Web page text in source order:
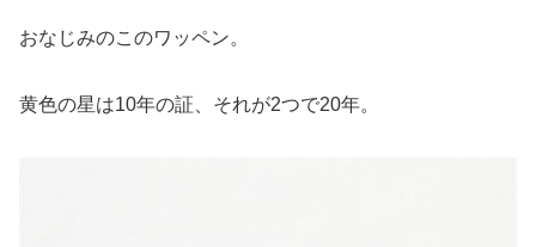
おなじみのこのワッペン。
黄色の星は10年の証、それが2つで20年。